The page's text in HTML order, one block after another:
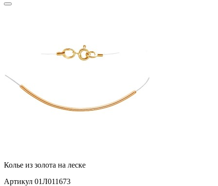
Колье из золота на леске
Артикул 01Л011673